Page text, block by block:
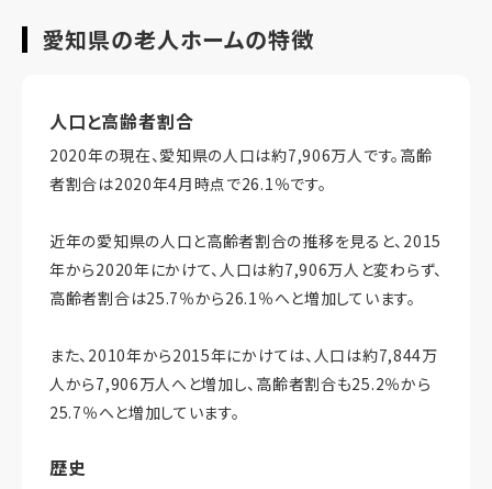
愛知県の老人ホームの特徴
人口と高齢者割合
2020年の現在、愛知県の人口は約7,906万人です。高齢
者割合は2020年4月時点で26.1％です。
近年の愛知県の人口と高齢者割合の推移を見ると、2015
年から2020年にかけて、人口は約7,906万人と変わらず、
高齢者割合は25.7％から26.1％へと増加しています。
また、2010年から2015年にかけては、人口は約7,844万
人から7,906万人へと増加し、高齢者割合も25.2％から
25.7％へと増加しています。
歴史